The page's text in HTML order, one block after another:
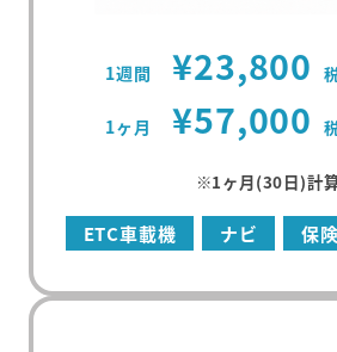
1週間 ¥23,800
1ヶ月 ¥57,000
※1ヶ月(30日)計
ETC車載機 ナビ 保